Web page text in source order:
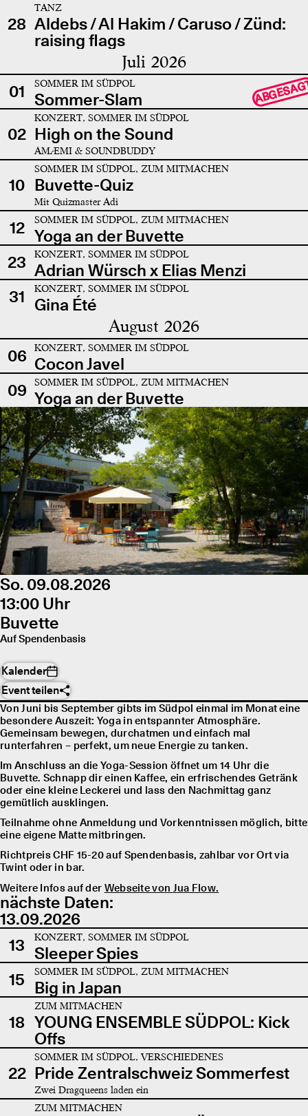
28
TANZ
Aldebs / Al Hakim / Caruso / Zünd:
raising flags
Juli 2026
01 SOMMER IM SÜDPOL
Sommer-Slam
02
KONZERT, SOMMER IM SÜDPOL
High on the Sound
AMÆMI & SOUNDBUDDY
10
SOMMER IM SÜDPOL, ZUM MITMACHEN
Buvette-Quiz
Mit Quizmaster Adi
12 SOMMER IM SÜDPOL, ZUM MITMACHEN
Yoga an der Buvette
23
KONZERT, SOMMER IM SÜDPOL
Adrian Würsch x Elias Menzi
31
KONZERT, SOMMER IM SÜDPOL
Gina Été
August 2026
06 KONZERT, SOMMER IM SÜDPOL
Cocon Javel
09
SOMMER IM SÜDPOL, ZUM MITMACHEN
Yoga an der Buvette
So. 09.08.2026
13:00 Uhr
Buvette
Auf Spendenbasis
Kalender
Event teilen
Von Juni bis September gibts im Südpol einmal im Monat eine
besondere Auszeit: Yoga in entspannter Atmosphäre.
Gemeinsam bewegen, durchatmen und einfach mal
runterfahren – perfekt, um neue Energie zu tanken.
Im Anschluss an die Yoga-Session öffnet um 14 Uhr die
Buvette. Schnapp dir einen Kaffee, ein erfrischendes Getränk
oder eine kleine Leckerei und lass den Nachmittag ganz
gemütlich ausklingen.
Teilnahme ohne Anmeldung und Vorkenntnissen möglich, bitte
eine eigene Matte mitbringen.
Richtpreis CHF 15-20 auf Spendenbasis, zahlbar vor Ort via
Twint oder in bar.
Weitere Infos auf der Webseite von Jua Flow.
nächste Daten:
13.09.2026
13
KONZERT, SOMMER IM SÜDPOL
Sleeper Spies
15
SOMMER IM SÜDPOL, ZUM MITMACHEN
Big in Japan
18
ZUM MITMACHEN
YOUNG ENSEMBLE SÜDPOL: Kick
Offs
22
SOMMER IM SÜDPOL, VERSCHIEDENES
Pride Zentralschweiz Sommerfest
Zwei Dragqueens laden ein
ZUM MITMACHEN